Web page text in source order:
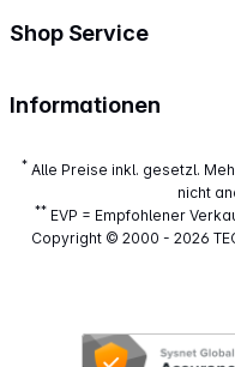
Shop Service
Informationen
* Alle Preise inkl. gesetzl.
nicht
**EVP = Empfohlener
Copyright © 2000 - 2026